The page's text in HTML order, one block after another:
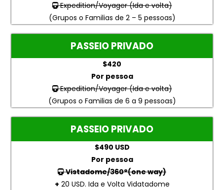
Expedition/Voyager (Ida e volta)
(Grupos o Familias de 2 – 5 pessoas)
PASSEIO PRIVADO
$420
Por pessoa
Expedition/Voyager (Ida e volta)
(Grupos o Familias de 6 a 9 pessoas)
PASSEIO PRIVADO
$490 USD
Por pessoa
Vistadome/360°(one way)
+ 20 USD. Ida e Volta Vidatadome